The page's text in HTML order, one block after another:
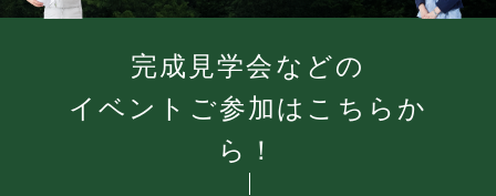
完成見学会などの
イベントご参加はこちらか
ら！